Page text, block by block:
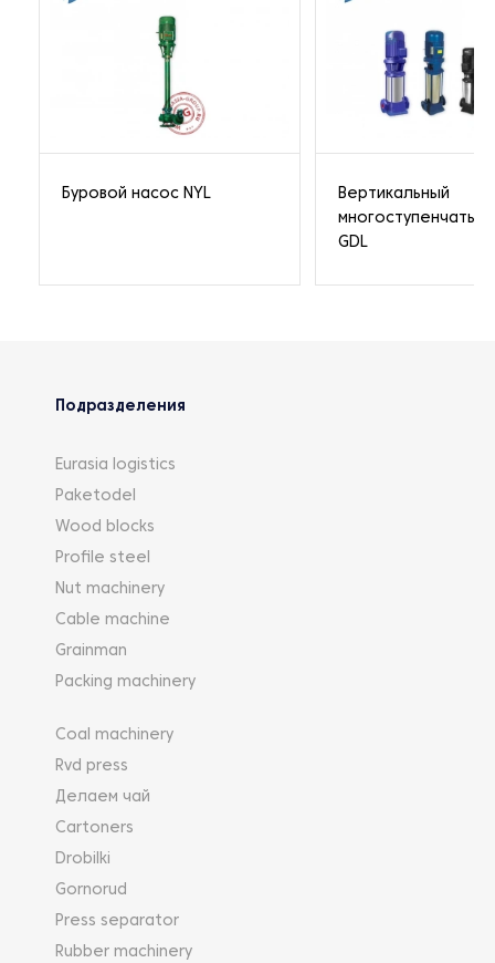
Буровой насос NYL
Вертикальный
многоступенчатый
GDL
Подразделения
Eurasia logistics
Paketodel
Wood blocks
Profile steel
Nut machinery
Cable machine
Grainman
Packing machinery
Coal machinery
Rvd press
Делаем чай
Cartoners
Drobilki
Gornorud
Press separator
Rubber machinery